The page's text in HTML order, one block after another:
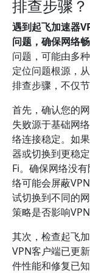
排查步骤？
遇到起飞加速器
问题，确保网络畅
问题，可能由多
定位问题根源，
排查步骤，不仅
首先，确认您的
失败源于基础网
络连接稳定。如
器或切换到更稳
Fi。确保网络没
络可能会屏蔽
试切换到不同的
策略是否影响VPN
其次，检查起飞
VPN客户端已更
件性能和修复已